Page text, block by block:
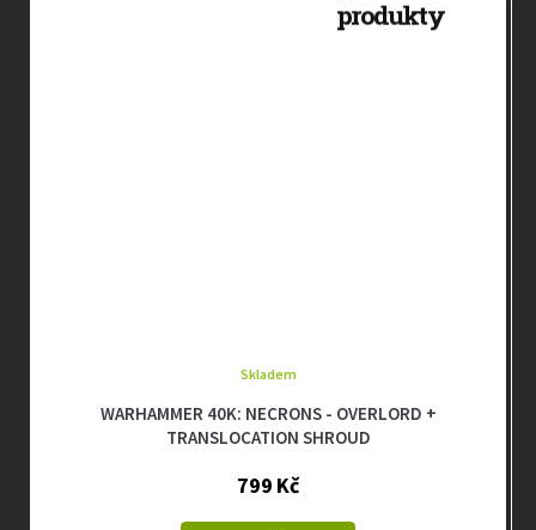
WARHAMMER 40K: NECRONS - OVERLORD +
TRANSLOCATION SHROUD
Skladem
799 Kč